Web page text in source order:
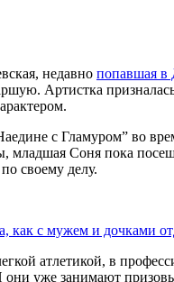
недавно попавшая
Артистка
с Гламуром” во
Соня пока
своему делу.
как с мужем и дочками
уже занимают